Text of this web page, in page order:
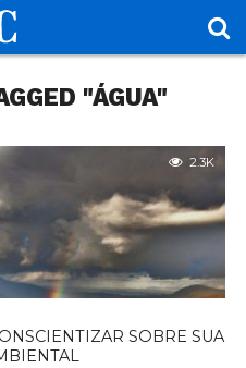
"ÁGUA"
2.3K
SOBRE SUA